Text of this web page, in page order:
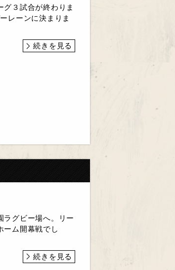
３試合が終わりま
レーンに決まりま
続きを見る
ラグビー場へ。リー
ーム開幕戦でし
続きを見る